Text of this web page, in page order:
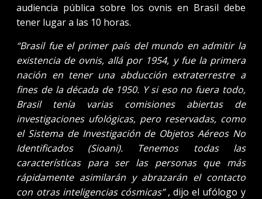
audiencia pública sobre los ovnis en Brasil debe
tener lugar a las 10 horas.
“Brasil fue el primer país del mundo en admitir la
existencia de ovnis, allá por 1954, y fue la primera
nación en tener una abducción extraterrestre a
fines de la década de 1950. Y si eso no fuera todo,
Brasil tenía varias comisiones abiertas de
investigaciones ufológicas, pero reservadas, como
el Sistema de Investigación de Objetos Aéreos No
Identificados (Sioani). Tenemos todas las
características para ser las personas que más
rápidamente asimilarán y abrazarán el contacto
con otras inteligencias cósmicas”, dijo el ufólogo y